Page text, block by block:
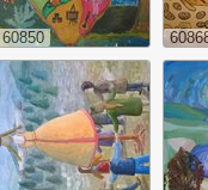
60850